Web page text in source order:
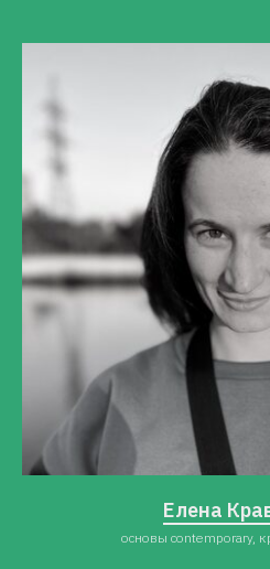
Елена
основы contemporary,